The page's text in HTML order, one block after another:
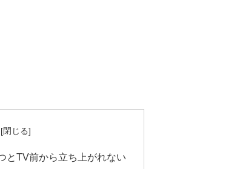
とTV前から立ち上がれない